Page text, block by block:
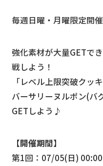
毎週日曜・月曜限定開催
強化素材が大量GETで
戦しよう！
「レベル上限突破クッ
バーサリーヌルポン(バ
GETしよう♪
【開催期間】
第1回：07/05(日)